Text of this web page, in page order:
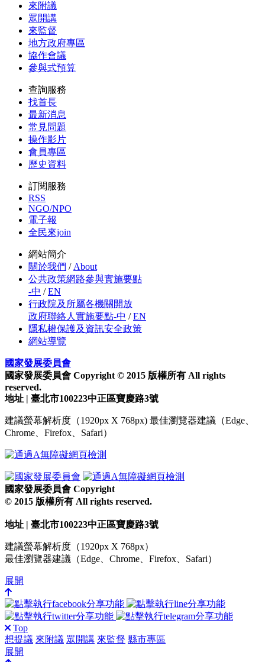
來附議
眾開講
來監督
地方政府專區
協作會議
參與式預算
查詢服務
找首長
最新消息
常見問題
操作影片
會員專區
歷史資料
訂閱服務
RSS
NGO/NPO
電子報
全民來join
網站簡介
關於我們 / About
公共政策網路參與實施要點
-中 /EN
行政院及所屬各機關開放
政府聯絡人實施要點-中 /EN
隱私權保護及資訊安全政策
網站導覽
國家發展委員會
國家發展委員會 Copyright © 2015 版權所有 All rights
reserved.
地址 | 臺北市100223中正區寶慶路3號
建議螢幕解析度（1920px X 768px) 最佳瀏覽器建議（Edge、
Chrome、Firefox、Safari）
國家發展委員會 Copyright
© 2015 版權所有 All rights reserved.
地址 | 臺北市100223中正區寶慶路3號
建議螢幕解析度（1920px X 768px）
最佳瀏覽器建議（Edge、Chrome、Firefox、Safari）
展開
Top
想提議 來附議 眾開講 來監督 縣市專區
展開